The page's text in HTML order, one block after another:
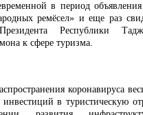
в период
ремёсел» и еще раз
Республики
к сфере туризма.
коронавируса
в туристическую